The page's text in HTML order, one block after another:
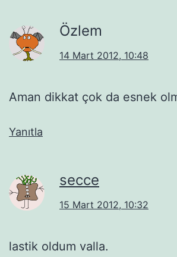
Özlem
14 Mart 2012, 10:48
Aman dikkat çok da esnek
Yanıtla
secce
15 Mart 2012, 10:32
lastik oldum valla.